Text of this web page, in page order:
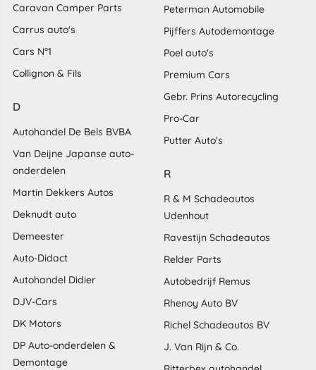
Caravan Camper Parts
Carrus auto's
Cars N°1
Collignon & Fils
D
Autohandel De Bels BVBA
Van Deijne Japanse auto-
onderdelen
Martin Dekkers Autos
Deknudt auto
Demeester
Auto-Didact
Autohandel Didier
DJV-Cars
DK Motors
DP Auto-onderdelen &
Demontage
Peterman Automobile
Pijffers Autodemontage
Poel auto's
Premium Cars
Gebr. Prins Autorecycling
Pro-Car
Putter Auto's
R
R & M Schadeautos
Udenhout
Ravestijn Schadeautos
Relder Parts
Autobedrijf Remus
Rhenoy Auto BV
Richel Schadeautos BV
J. Van Rijn & Co.